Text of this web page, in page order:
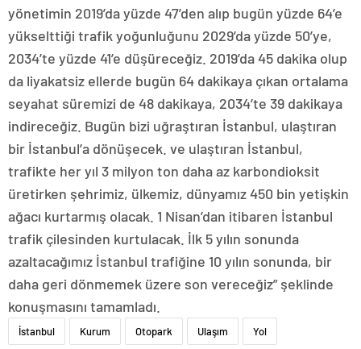
yönetimin 2019’da yüzde 47’den alıp bugün yüzde 64’e
yükselttiği trafik yoğunluğunu 2029’da yüzde 50’ye,
2034’te yüzde 41’e düşüreceğiz. 2019’da 45 dakika olup
da liyakatsiz ellerde bugün 64 dakikaya çıkan ortalama
seyahat süremizi de 48 dakikaya, 2034’te 39 dakikaya
indireceğiz. Bugün bizi uğraştıran İstanbul, ulaştıran
bir İstanbul’a dönüşecek. ve ulaştıran İstanbul,
trafikte her yıl 3 milyon ton daha az karbondioksit
üretirken şehrimiz, ülkemiz, dünyamız 450 bin yetişkin
ağacı kurtarmış olacak. 1 Nisan’dan itibaren İstanbul
trafik çilesinden kurtulacak. İlk 5 yılın sonunda
azaltacağımız İstanbul trafiğine 10 yılın sonunda, bir
daha geri dönmemek üzere son vereceğiz” şeklinde
konuşmasını tamamladı.
İstanbul Kurum Otopark Ulaşım Yol